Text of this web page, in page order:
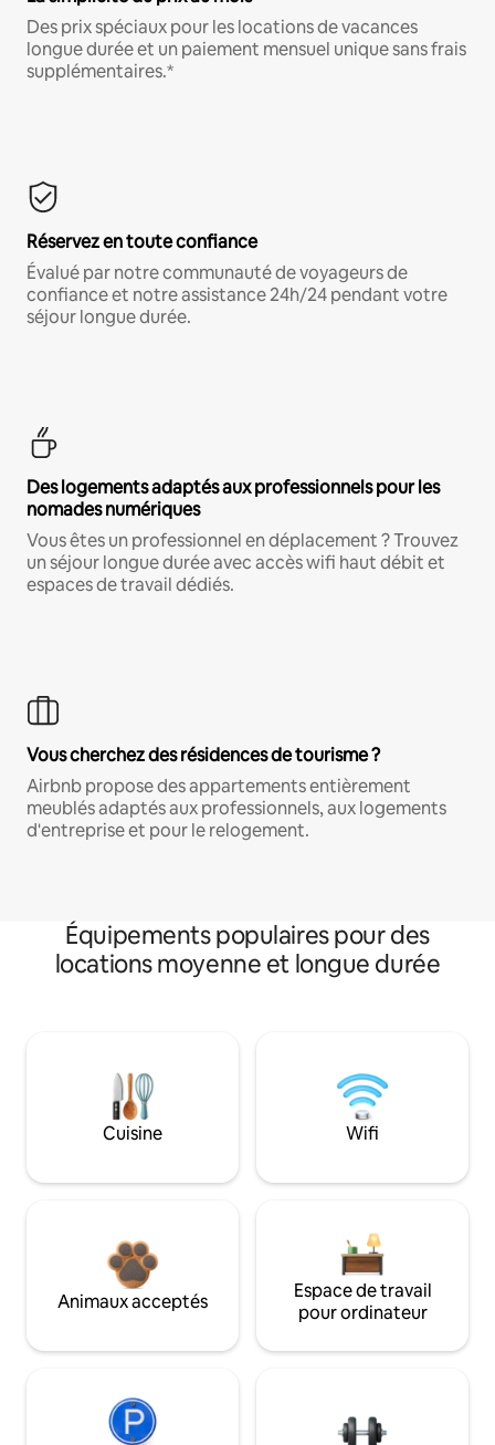
Des prix spéciaux pour les locations de vacances
longue durée et un paiement mensuel unique sans frais
supplémentaires.*
Réservez en toute confiance
Évalué par notre communauté de voyageurs de
confiance et notre assistance 24h/24 pendant votre
séjour longue durée.
Des logements adaptés aux professionnels pour les
nomades numériques
Vous êtes un professionnel en déplacement ? Trouvez
un séjour longue durée avec accès wifi haut débit et
espaces de travail dédiés.
Vous cherchez des résidences de tourisme ?
Airbnb propose des appartements entièrement
meublés adaptés aux professionnels, aux logements
d'entreprise et pour le relogement.
Équipements populaires pour des
locations moyenne et longue durée
Cuisine Wifi
Animaux acceptés
Espace de travail
pour ordinateur